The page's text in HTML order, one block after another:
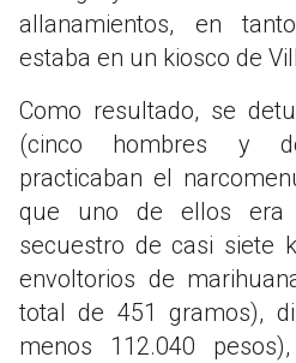
allanamientos, en
estaba en un kiosco de
Como resultado, se
(cinco hombres y
practicaban el
que uno de ellos era
secuestro de casi siete
envoltorios de
total de 451 gramos),
menos 112.040